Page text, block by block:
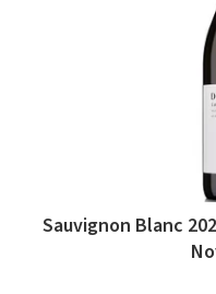
Sauvignon Blanc